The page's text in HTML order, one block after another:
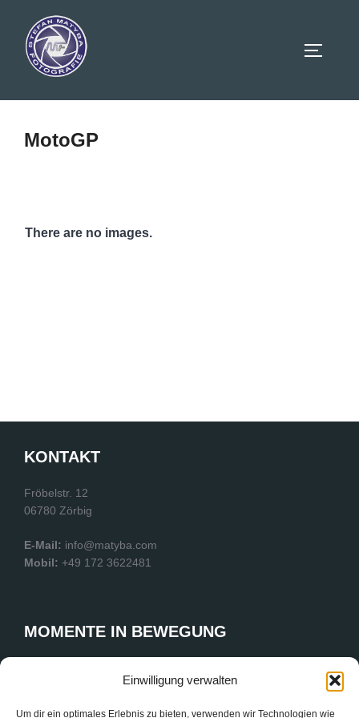
Einwilligung verwalten
Um dir ein optimales Erlebnis zu bieten, verwenden wir Technologien wie
Inhalt
springen
MotoGP
There are no images.
KONTAKT
Fröbelstr. 12
06780 Zörbig
E-Mail: info@matyba.com
Mobil: +49 172 3622481
MOMENTE IN BEWEGUNG
einer Firmenfeier – meine Fotografie fängt die Energie des